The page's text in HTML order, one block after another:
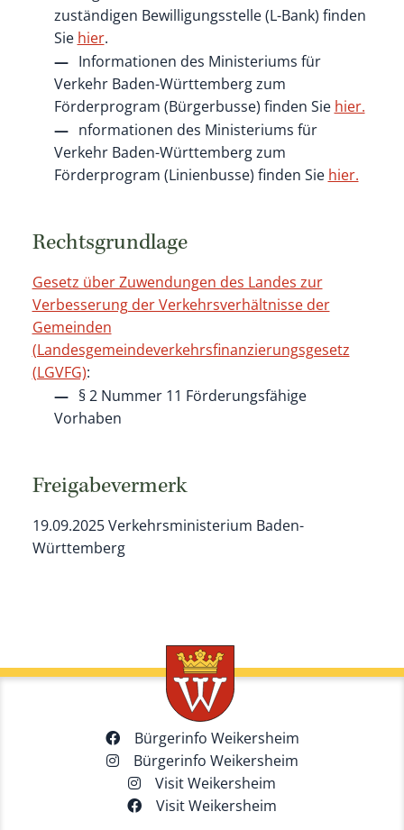
zuständigen Bewilligungsstelle (L-Bank) finden
Sie hier.
Informationen des Ministeriums für
Verkehr Baden-Württemberg zum
Förderprogram (Bürgerbusse) finden Sie hier.
nformationen des Ministeriums für
Verkehr Baden-Württemberg zum
Förderprogram (Linienbusse) finden Sie hier.
Rechtsgrundlage
Gesetz über Zuwendungen des Landes zur
Verbesserung der Verkehrsverhältnisse der
Gemeinden
(Landesgemeindeverkehrsfinanzierungsgesetz
(LGVFG):
§ 2 Nummer 11 Förderungsfähige
Vorhaben
Freigabevermerk
19.09.2025Verkehrsministerium Baden-
Württemberg
Bürgerinfo Weikersheim
Bürgerinfo Weikersheim
Visit Weikersheim
Visit Weikersheim